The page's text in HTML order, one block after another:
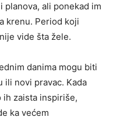
planova, ali ponekad im
krenu. Period koji
vide šta žele.
danima mogu biti
ili novi pravac. Kada
ih zaista inspiriše,
ka većem